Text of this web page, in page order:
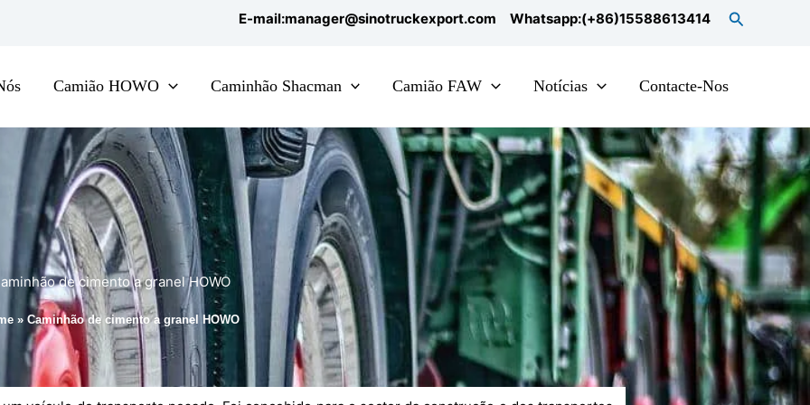
E-mail:manager@sinotruckexport.com Whatsapp:(+86)15588613414 Search
Camião HOWO Caminhão Shacman Camião FAW Notícias Contacte-Nos
de cimento a granel HOWO
» Caminhão de cimento a granel HOWO